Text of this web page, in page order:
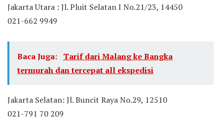
Jakarta Utara : Jl. Pluit Selatan I No.21/23, 14450
021-662 9949
Baca Juga: Tarif dari Malang ke Bangka
termurah dan tercepat all ekspedisi
Jakarta Selatan: Jl. Buncit Raya No.29, 12510
021-791 70 209